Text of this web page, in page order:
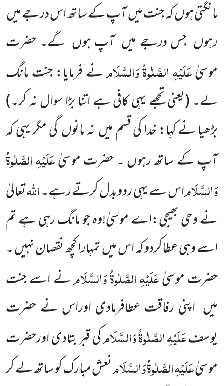
مانگتی ہوں کہ جنت میں آپ کے ساتھ اس درجے میں
رہوں جس درجے میں آپ ہوں گے۔ حضرت
موسیٰعَلَیْہِالصَّلٰوۃُوَالسَّلَامنے فرمایا: جنت مانگ
لے۔(یعنی تجھے یہی کافی ہے اتنا بڑا سوال نہ کر۔)
بڑھیا نے کہا: خدا کی قسم میں نہ مانوں گی مگر یہی کہ
آپ کے ساتھ رہوں ۔ حضرت موسیٰعَلَیْہِالصَّلٰوۃُ
وَالسَّلَاماس سے یہی رد وبدل کرتے رہے۔اللہتعالیٰ
نے وحی بھیجی:اے موسیٰ!وہ جو مانگ رہی ہے تم
اسے وہی عطاکردو کہ اس میں تمہارا کچھ نقصان نہیں ۔
حضرت موسیٰعَلَیْہِالصَّلٰوۃُوَالسَّلَامنے اسے جنت
میں اپنی رفاقت عطافرمادی اوراس نے حضرت
یوسفعَلَیْہِالصَّلٰوۃُوَالسَّلَامکی قبر بتادی اورحضرت
موسیٰعَلَیْہِالصَّلٰوۃُوَالسَّلَامنعش مبارک کو ساتھ لے کر